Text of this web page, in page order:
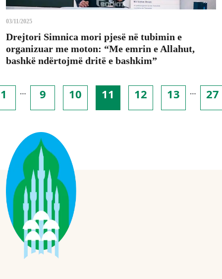
03/11/2025
Drejtori Simnica mori pjesë në tubimin e
organizuar me moton: “Me emrin e Allahut,
bashkë ndërtojmë dritë e bashkim”
1 … 9 10 11 12 13 … 27